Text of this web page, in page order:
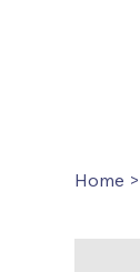
Home >